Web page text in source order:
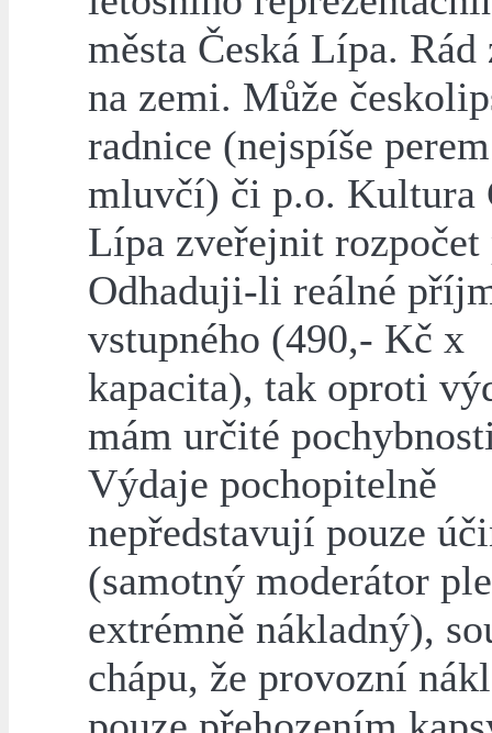
města Česká Lípa. Rád
na zemi. Může
radnice (nejspíše
mluvčí) či p.o. Kultura
Lípa zveřejnit rozpočet
Odhaduji-li reálné
vstupného (490,- Kč x
kapacita), tak oproti
mám určité
Výdaje pochopitelně
nepředstavují pouze
(samotný moderátor
extrémně nákladný),
chápu, že provozní